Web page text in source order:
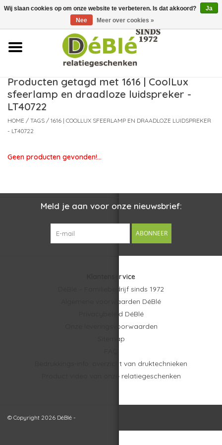
Over ons
Contact
Nieuws
Leveringsvoorwaarden
Producten getagd met 1616 | CoolLux
sfeerlamp en draadloze luidspreker -
LT40722
HOME / TAGS / 1616 | COOLLUX SFEERLAMP EN DRAADLOZE LUIDSPREKER
- LT40722
Geen producten gevonden!...
Meld je aan voor onze nieuwsbrief:
ABONNEER
Klantenservice
DéBlé – Familiebedrijf sinds 1972
Algemene voorwaarden DéBlé
Privacybeleid DéBlé
Onze leveringsvoorwaarden
Sitemap
Bedrukkings-info: overzicht van druktechnieken
Product video van onze relatiegeschenken
© Copyright 2026 DéBlé -
Wij slaan cookies op om onze website te verbeteren. Is dat akkoord?
Ja
Nee
Meer over cookies »